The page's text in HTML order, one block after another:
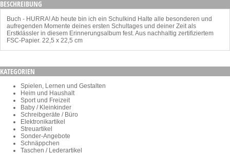
BESCHREIBUNG
Buch - HURRA! Ab heute bin ich ein Schulkind Halte alle besonderen und
aufregenden Momente deines ersten Schultages und deiner Zeit als
Erstklässler in diesem Erinnerungsalbum fest. Aus nachhaltig zertifiziertem
FSC-Papier. 22,5 x 22,5 cm
KATEGORIEN
Spielen, Lernen und Gestalten
Heim und Haushalt
Sport und Freizeit
Baby / Kleinkinder
Schreibgeräte / Büro
Elektronikartikel
Streuartikel
Sonder-Angebote
Schnäppchen
Taschen / Lederartikel